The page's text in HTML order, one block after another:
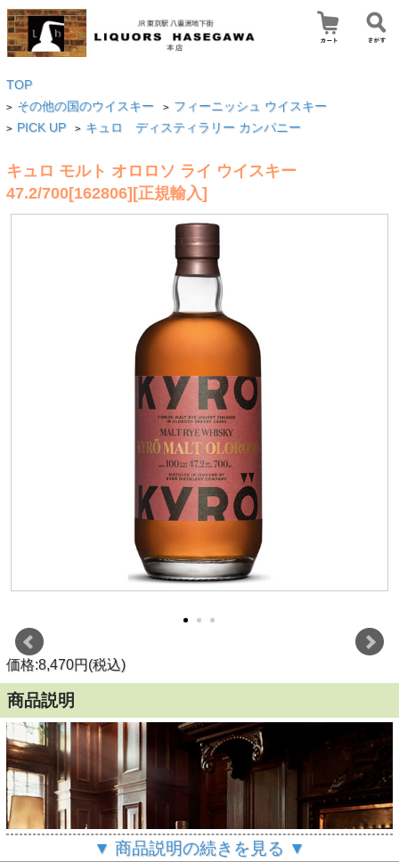
TOP
> その他の国のウイスキー > フィーニッシュ ウイスキー
> PICK UP > キュロ ディスティラリー カンパニー
キュロ モルト オロロソ ライ ウイスキー
47.2/700[162806][正規輸入]
価格:8,470円(税込)
商品説明
▼ 商品説明の続きを見る ▼